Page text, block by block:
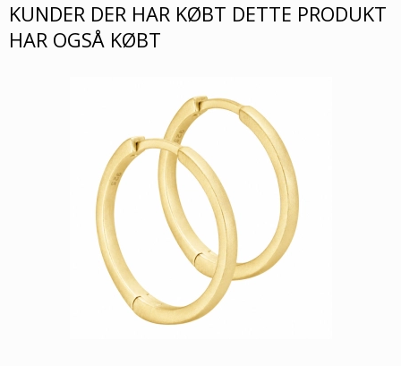
KUNDER DER HAR KØBT DETTE PRODUKT
HAR OGSÅ KØBT